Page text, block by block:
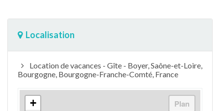
Localisation
Location de vacances - Gîte - Boyer, Saône-et-Loire,
Bourgogne, Bourgogne-Franche-Comté, France
+